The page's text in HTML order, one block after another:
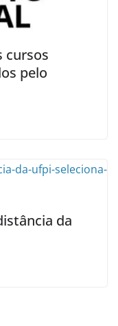
cursos
pelo
da